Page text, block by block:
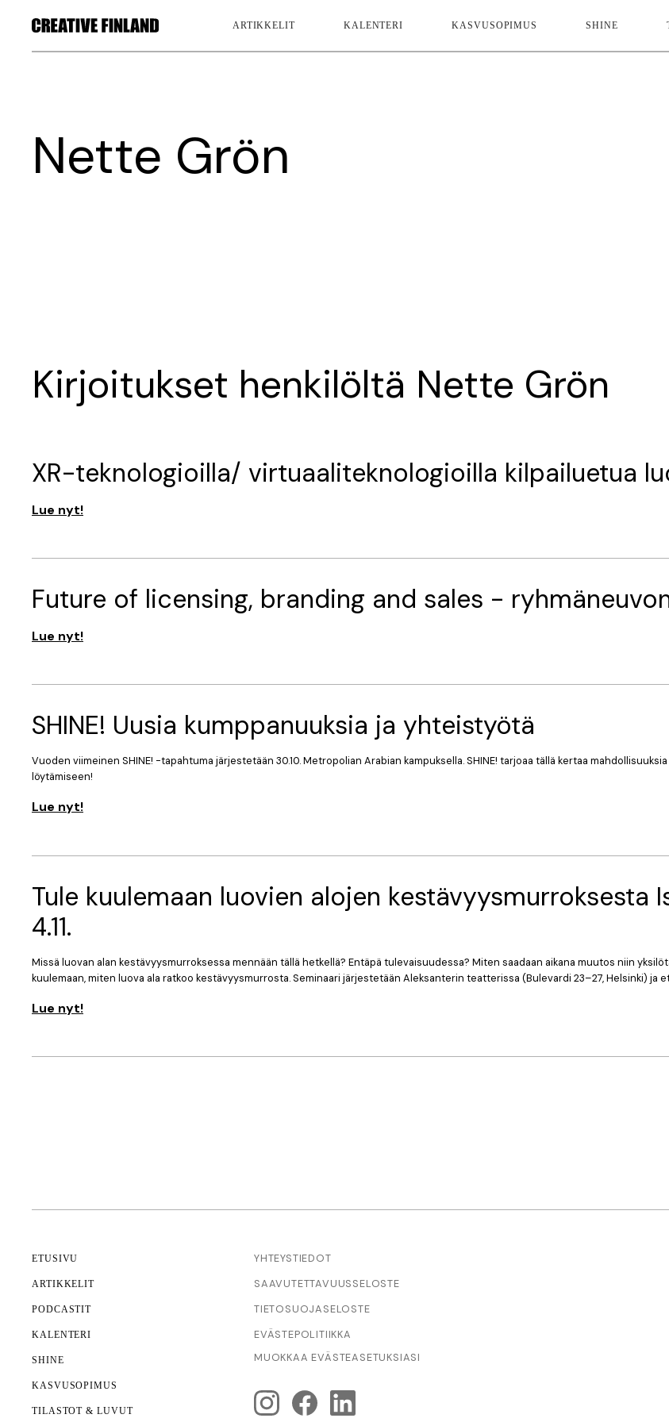
ARTIKKELIT KALENTERI KASVUSOPIMUS SHINE
Nette Grön
Kirjoitukset henkilöltä Nette Grön
XR-teknologioilla/ virtuaaliteknologioilla kilpailuetua
Lue nyt!
Future of licensing, branding and sales -
Lue nyt!
SHINE! Uusia kumppanuuksia ja yhteistyötä
Vuoden viimeinen SHINE! -tapahtuma järjestetään 30.10. Metropolian Arabian kampuksella. SHINE! tarjoaa tällä kertaa
löytämiseen!
Lue nyt!
Tule kuulemaan luovien alojen kestävyysmurroksesta
4.11.
Missä luovan alan kestävyysmurroksessa mennään tällä hetkellä? Entäpä tulevaisuudessa? Miten saadaan aikana muutos niin
kuulemaan, miten luova ala ratkoo kestävyysmurrosta. Seminaari järjestetään Aleksanterin teatterissa (Bulevardi 23–27, Helsinki) ja
Lue nyt!
ETUSIVU
ARTIKKELIT
PODCASTIT
KALENTERI
SHINE
KASVUSOPIMUS
TILASTOT & LUVUT
YHTEYSTIEDOT
SAAVUTETTAVUUS­SELOSTE
TIETOSUOJASELOSTE
EVÄSTEPOLITIIKKA
MUOKKAA EVÄSTEASETUKSIASI